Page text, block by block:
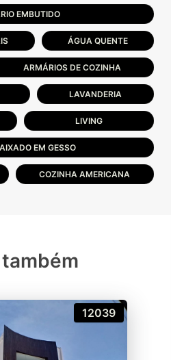
EMBUTIDO
ÁGUA QUENTE
ARMÁRIOS DE COZINHA
LAVANDERIA
LIVING
EM GESSO
COZINHA AMERICANA
12039